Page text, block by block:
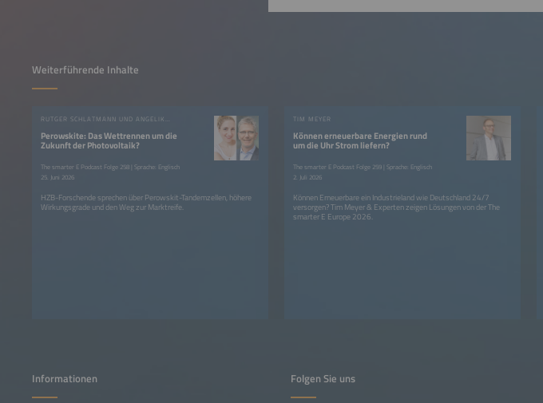
Weiterführende Inhalte
Perowskite: Das Wettrennen um die
Zukunft der Photovoltaik?
The smarter E Podcast Folge 258 | Sprache: Englisch
25. Juni 2026
HZB-Forschende sprechen über Perowskit-Tandemzellen, höhere
Wirkungsgrade und den Weg zur Marktreife.
TIM MEYER
Können erneuerbare Energien rund
um die Uhr Strom liefern?
The smarter E Podcast Folge 259 | Sprache: Englisch
2. Juli 2026
Können Erneuerbare ein Industrieland wie Deutschland 24/7
versorgen? Tim Meyer & Experten zeigen Lösungen von der The
smarter E Europe 2026.
Folgen Sie uns
Informationen